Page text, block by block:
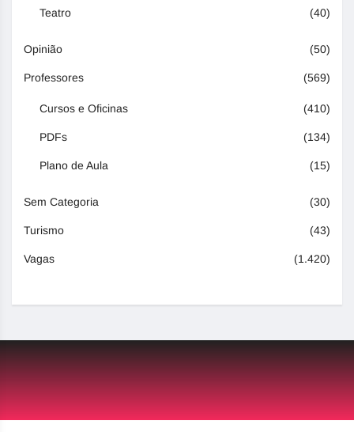
Teatro (40)
Opinião (50)
Professores (569)
Cursos e Oficinas (410)
PDFs (134)
Plano de Aula (15)
Sem Categoria (30)
Turismo (43)
Vagas (1.420)